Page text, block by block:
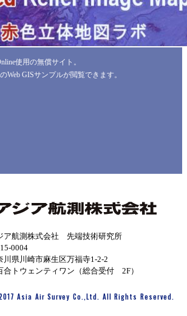
使用の無償サイト。
Web GISサンプルが閲覧できます。
ア航測株式会社 先端技術研究所
0004
川県川崎市麻生区万福寺1-2-2
合トウェンティワン（総合受付 2F）
Asia Air Survey Co.,Ltd. All Rights Reserved.